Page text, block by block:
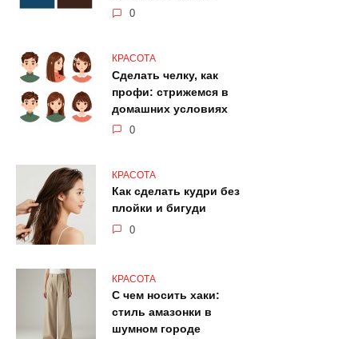
0
КРАСОТА
Сделать челку, как
профи: стрижемся в
домашних условиях
0
КРАСОТА
Как сделать кудри без
плойки и бигуди
0
КРАСОТА
С чем носить хаки:
стиль амазонки в
шумном городе